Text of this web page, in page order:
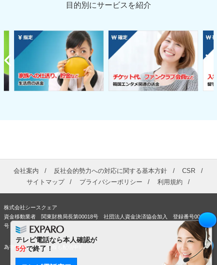
目的別にサービスを紹介
テレビ電話なら本人確認が
5分で終了！
会社案内 反社会的勢力への対応に関する基本方針
CSR
サイトマップ
プライバシーポリシー 利用規約
株式会社シースクェア
資金移動業者 関東財務局長第00018号 社団法人資金決済協会加入 登録番号00363
号
為替情報やお得な情報も配信中!!